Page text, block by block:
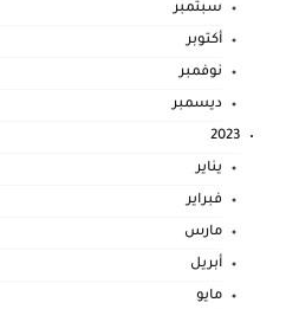
سبتمبر
أكتوبر
نوفمبر
ديسمبر
2023
يناير
فبراير
مارس
أبريل
مايو